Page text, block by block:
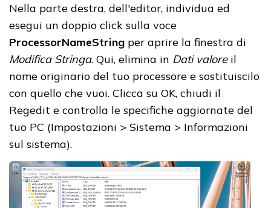
Nella parte destra, dell'editor, individua ed
esegui un doppio click sulla voce
ProcessorNameString per aprire la finestra di
Modifica Stringa. Qui, elimina in Dati valoreil
nome originario del tuo processore e sostituiscilo
con quello che vuoi. Clicca su OK, chiudi il
Regedit e controlla le specifiche aggiornate del
tuo PC (Impostazioni > Sistema > Informazioni
sul sistema).